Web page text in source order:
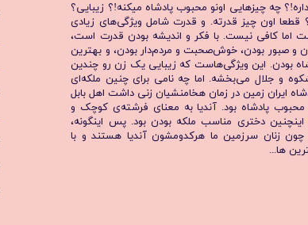
چه چیزهایی اونو محبوب پادشاه میکنه!؟ زیبایی؟
اون چیز قدرته. و قدرت شامل ویژگی‌های زیادی
اما کافی نیست. با فکر و اندیشه بودن قدرت است،
و صبور بودن، خوش‌صحبت و مردم‌دار بودن، و بهترین
بودن. این ویژگی‌هاست که زیبایی یک زن رو چندین
و جلال می‌بخشه. اما چه نامی برای چنین ملکه‌ای
ایران زمین در زمان هخامنشیان زنی داشت اهل بابل
محبوب پادشاه بود. آندیا به معنای فرشته‌ی کوچک و
دختری مناسب ملکه بودن بود. پس اینگونه،
زنان سرزمین ما هرکدومشون آندیا هستند و با
ها...